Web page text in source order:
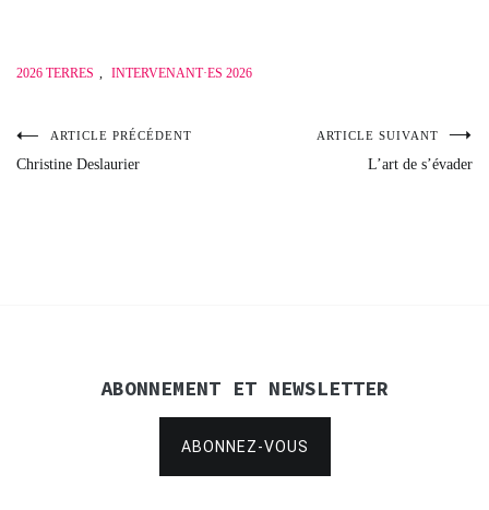
2026 TERRES INTERVENANT·ES 2026
Navigation
ARTICLE PRÉCÉDENT
Christine Deslaurier
ARTICLE SUIVANT
L’art de s’évader
ABONNEMENT ET NEWSLETTER
ABONNEZ-VOUS